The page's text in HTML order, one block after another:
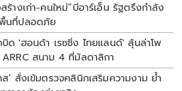
างเก่า-คนใหม่”บีอาร์เอ็น รัฐตรึงกำลัง
นที่ปลอดภัย
ด 'ฮอนด้า เรซซิ่ง ไทยแลนด์' ลุ้นล่าโพ
สนาม 4 ที่มัลดาลิกา
ส’ สั่งเข้มตรวจคลินิกเสริมความงาม ย้ำ